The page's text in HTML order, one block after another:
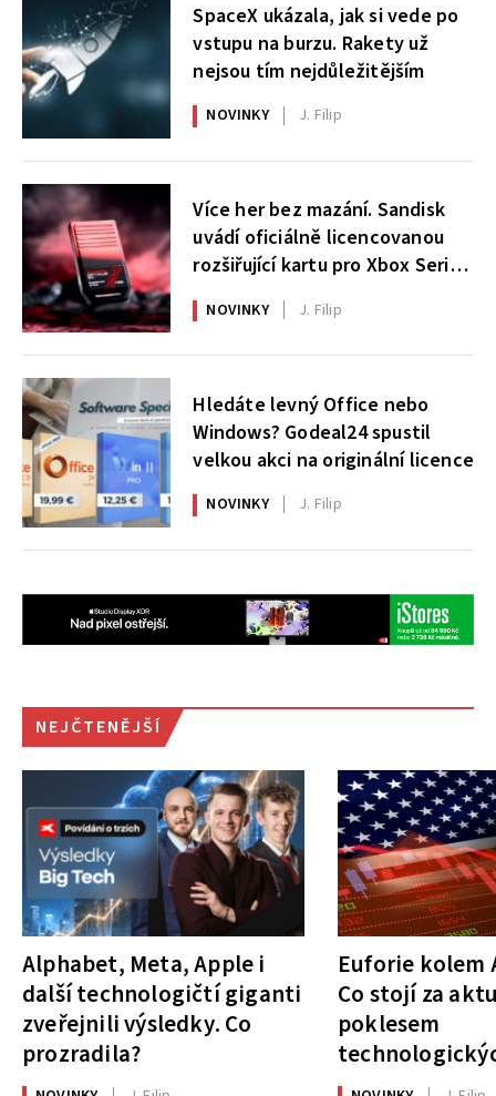
SpaceX ukázala, jak si vede po
vstupu na burzu. Rakety už
nejsou tím nejdůležitějším
NOVINKY J. Filip
Více her bez mazání. Sandisk
uvádí oficiálně licencovanou
rozšiřující kartu pro Xbox Series
X|S
NOVINKY J. Filip
Hledáte levný Office nebo
Windows? Godeal24 spustil
velkou akci na originální licence
NOVINKY J. Filip
NEJČTENĚJŠÍ
Alphabet, Meta, Apple i
další technologičtí giganti
zveřejnili výsledky. Co
prozradila?
Euforie kolem
Co stojí za
poklesem